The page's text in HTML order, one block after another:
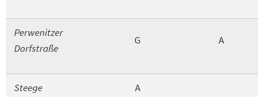
Perwenitzer
Dorfstraße
G A
Steege A